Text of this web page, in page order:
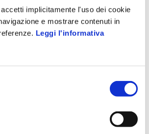
implicitamente l'uso dei cookie
e mostrare contenuti in
Leggi l'informativa
i
digitalizzazione